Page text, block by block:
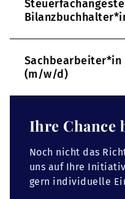
Sachbearbeiter*in
(m/w/d)
Ihre Chance
Noch nicht das
uns auf Ihre
gern individuelle